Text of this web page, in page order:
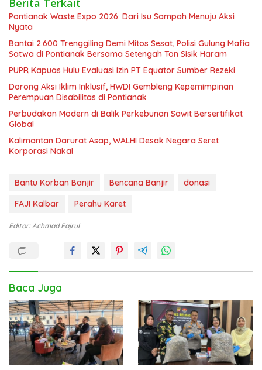
Berita Terkait
Pontianak Waste Expo 2026: Dari Isu Sampah Menuju Aksi
Nyata
Bantai 2.600 Trenggiling Demi Mitos Sesat, Polisi Gulung Mafia
Satwa di Pontianak Bersama Setengah Ton Sisik Haram
PUPR Kapuas Hulu Evaluasi Izin PT Equator Sumber Rezeki
Dorong Aksi Iklim Inklusif, HWDI Gembleng Kepemimpinan
Perempuan Disabilitas di Pontianak
Perbudakan Modern di Balik Perkebunan Sawit Bersertifikat
Global
Kalimantan Darurat Asap, WALHI Desak Negara Seret
Korporasi Nakal
Bantu Korban Banjir Bencana Banjir
donasi
FAJI Kalbar
Perahu Karet
Editor: Achmad Fajrul
Baca Juga